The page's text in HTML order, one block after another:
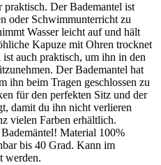
Der Bademantel ist
oder Schwimmunterricht zu
Wasser leicht auf und hält
Kapuze mit Ohren trocknet
auch praktisch, um ihn in den
Der Bademantel hat
ihn beim Tragen geschlossen zu
für den perfekten Sitz und der
damit du ihn nicht verlieren
vielen Farben erhältlich.
Material 100%
bis 40 Grad. Kann im
werden.